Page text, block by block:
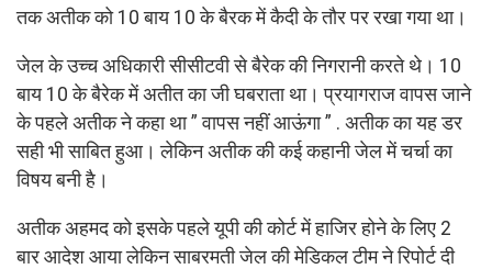
तक अतीक को 10 बाय 10 के बैरक में कैदी के तौर पर रखा गया था।
जेल के उच्च अधिकारी सीसीटवी से बैरेक की निगरानी करते थे। 10
बाय 10 के बैरेक में अतीत का जी घबराता था। प्रयागराज वापस जाने
के पहले अतीक ने कहा था ” वापस नहीं आऊंगा ” . अतीक का यह डर
सही भी साबित हुआ। लेकिन अतीक की कई कहानी जेल में चर्चा का
विषय बनी है।
अतीक अहमद को इसके पहले यूपी की कोर्ट में हाजिर होने के लिए 2
बार आदेश आया लेकिन साबरमती जेल की मेडिकल टीम ने रिपोर्ट दी